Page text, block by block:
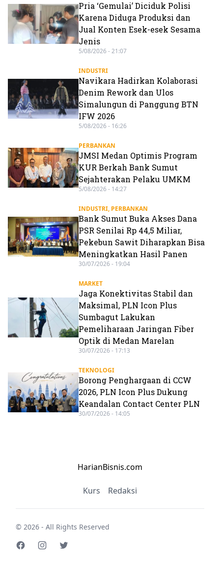
Pria ‘Gemulai’ Diciduk Polisi
Karena Diduga Produksi dan
Jual Konten Esek-esek Sesama
Jenis
5/08/2026 - 21:07
INDUSTRI
Navikara Hadirkan Kolaborasi
Denim Rework dan Ulos
Simalungun di Panggung BTN
IFW 2026
5/08/2026 - 16:26
PERBANKAN
JMSI Medan Optimis Program
KUR Berkah Bank Sumut
Sejahterakan Pelaku UMKM
5/08/2026 - 14:27
INDUSTRI, PERBANKAN
Bank Sumut Buka Akses Dana
PSR Senilai Rp 44,5 Miliar,
Pekebun Sawit Diharapkan Bisa
Meningkatkan Hasil Panen
30/07/2026 - 19:04
MARKET
Jaga Konektivitas Stabil dan
Maksimal, PLN Icon Plus
Sumbagut Lakukan
Pemeliharaan Jaringan Fiber
Optik di Medan Marelan
30/07/2026 - 17:13
TEKNOLOGI
Borong Penghargaan di CCW
2026, PLN Icon Plus Dukung
Keandalan Contact Center PLN
30/07/2026 - 14:05
HarianBisnis.com
Kurs Redaksi
© 2026 - All Rights Reserved